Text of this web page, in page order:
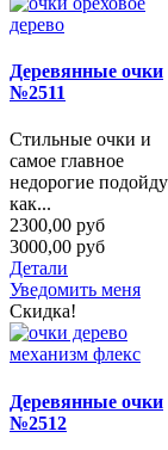
Деревянные очки
№2511
Стильные очки и
самое главное
недорогие
как...
2300,00 руб
3000,00 руб
Детали
Уведомить меня
Скидка!
Деревянные очки
№2512